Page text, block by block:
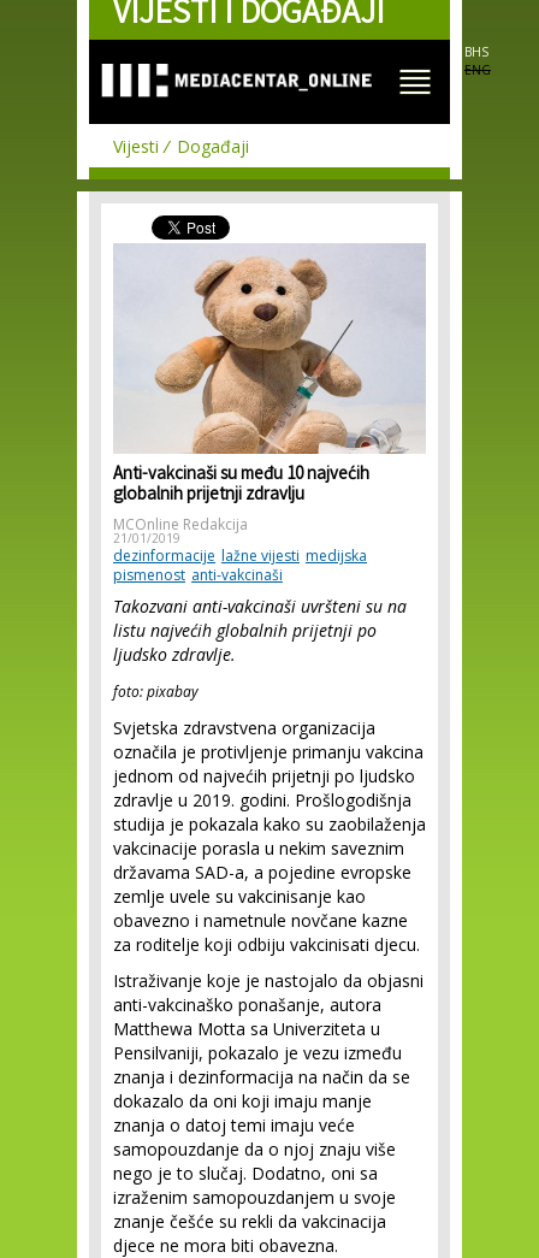
Skip to
main
VIJESTI I DOGAĐAJI
BHS
ENG
Vijesti Događaji
Anti-vakcinaši su među 10 najvećih
globalnih prijetnji zdravlju
MCOnline Redakcija
21/01/2019
dezinformacije lažne vijesti medijska
pismenost anti-vakcinaši
Takozvani anti-vakcinaši uvršteni su na
listu najvećih globalnih prijetnji po
ljudsko zdravlje.
foto: pixabay
Svjetska zdravstvena organizacija
označila je protivljenje primanju vakcina
jednom od najvećih prijetnji po ljudsko
zdravlje u 2019. godini. Prošlogodišnja
studija je pokazala kako su zaobilaženja
vakcinacije porasla u nekim saveznim
državama SAD-a, a pojedine evropske
zemlje uvele su vakcinisanje kao
obavezno i nametnule novčane kazne
za roditelje koji odbiju vakcinisati djecu.
Istraživanje koje je nastojalo da objasni
anti-vakcinaško ponašanje, autora
Matthewa Motta sa Univerziteta u
Pensilvaniji, pokazalo je vezu između
znanja i dezinformacija na način da se
dokazalo da oni koji imaju manje
znanja o datoj temi imaju veće
samopouzdanje da o njoj znaju više
nego je to slučaj. Dodatno, oni sa
izraženim samopouzdanjem u svoje
znanje češće su rekli da vakcinacija
djece ne mora biti obavezna.